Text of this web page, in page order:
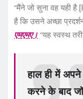
“मैंने जो सुना वह यही है
है कि उसने अच्छा
एमएमए। “यह स्वस्थ
हाल ही में
करने के बाद